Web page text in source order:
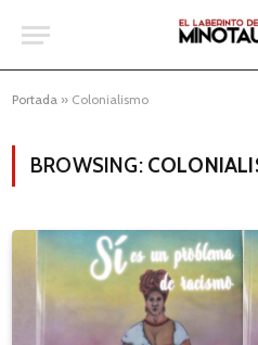
Portada » Colonialismo
BROWSING: